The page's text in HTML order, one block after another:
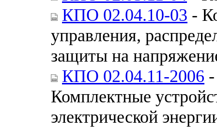
КПО 02.04.10-03 -
управления,
защиты на
КПО 02.04.11-2006
Комплектные
электрической